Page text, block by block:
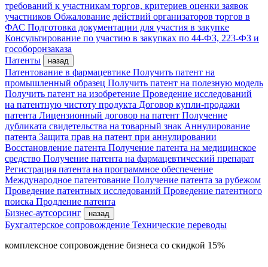
требований к участникам торгов, критериев оценки заявок
участников Обжалование действий организаторов торгов в
ФАС Подготовка документации для участия в закупке
Консультирование по участию в закупках по 44-ФЗ, 223-ФЗ и
гособоронзаказа
Патенты
назад
Патентование в фармацевтике Получить патент на
промышленный образец Получить патент на полезную модель
Получить патент на изобретение Проведение исследований
на патентную чистоту продукта Договор купли-продажи
патента Лицензионный договор на патент Получение
дубликата свидетельства на товарный знак Аннулирование
патента Защита прав на патент при аннулировании
Восстановление патента Получение патента на медицинское
средство Получение патента на фармацевтический препарат
Регистрация патента на программное обеспечение
Международное патентование Получение патента за рубежом
Проведение патентных исследований Проведение патентного
поиска Продление патента
Бизнес-аутсорсинг
назад
Бухгалтерское сопровождение Технические переводы
комплексное сопровождение бизнеса со скидкой 15%